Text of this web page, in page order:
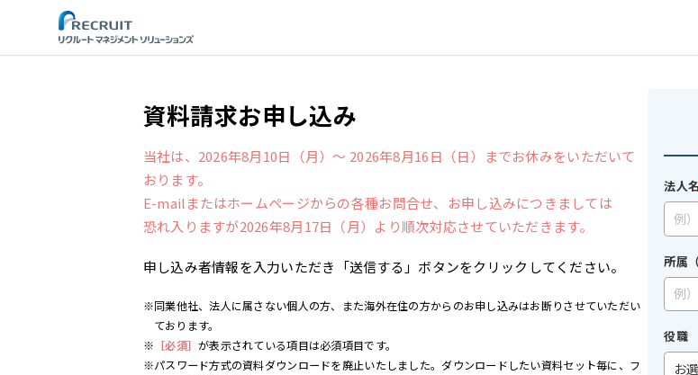
資料請求お申し込み
当社は、2026年8月10日（月）～ 2026年8月16日（日）までお休みをいただいて
おります。
E-mailまたはホームページからの各種お問合せ、お申し込みにつきましては
恐れ入りますが2026年8月17日（月）より順次対応させていただきます。
申し込み者情報を入力いただき「送信する」ボタンをクリックしてください。
※同業他社、法人に属さない個人の方、また海外在住の方からのお申し込みはお断りさせていただい
ております。
※ ［必須］が表示されている項目は必須項目です。
※パスワード方式の資料ダウンロードを廃止いたしました。ダウンロードしたい資料セット毎に、フ
法人
所属
役職